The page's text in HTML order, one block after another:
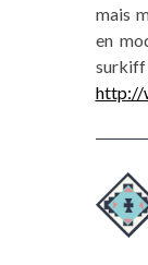
mais
en
surkiff
http://